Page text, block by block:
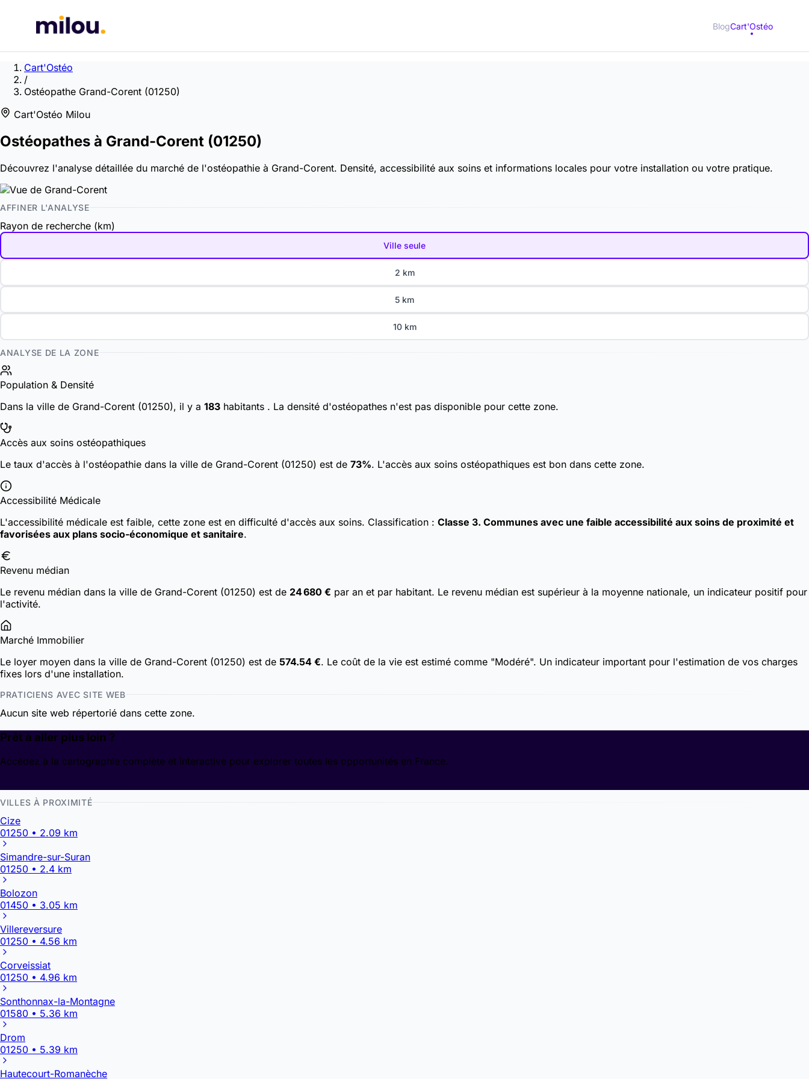
BlogCart'Ostéo
Cart'Ostéo
/
Ostéopathe Grand-Corent (01250)
Cart'Ostéo Milou
Ostéopathes à Grand-Corent (01250)
Découvrez l'analyse détaillée du marché de l'ostéopathie à Grand-Corent. Densité, accessibilité aux soins et informations locales pour votre installation ou votre pratique.
AFFINER L'ANALYSE
Rayon de recherche (km)
Ville seule
2 km
5 km
10 km
ANALYSE DE LA ZONE
Population & Densité
Dans la ville de Grand-Corent (01250), il y a 183 habitants . La densité d'ostéopathes n'est pas disponible pour cette zone.
Accès aux soins ostéopathiques
Le taux d'accès à l'ostéopathie dans la ville de Grand-Corent (01250) est de 73%. L'accès aux soins ostéopathiques est bon dans cette zone.
Accessibilité Médicale
L'accessibilité médicale est faible, cette zone est en difficulté d'accès aux soins. Classification : Classe 3. Communes avec une faible accessibilité aux soins de proximité et
favorisées aux plans socio-économique et sanitaire.
Revenu médian
Le revenu médian dans la ville de Grand-Corent (01250) est de 24 680 € par an et par habitant. Le revenu médian est supérieur à la moyenne nationale, un indicateur positif pour
l'activité.
Marché Immobilier
Le loyer moyen dans la ville de Grand-Corent (01250) est de 574.54 €. Le coût de la vie est estimé comme "Modéré". Un indicateur important pour l'estimation de vos charges
fixes lors d'une installation.
PRATICIENS AVEC SITE WEB
Aucun site web répertorié dans cette zone.
Prêt à aller plus loin ?
Accédez à la cartographie complète et interactive pour explorer toutes les opportunités en France.
VILLES À PROXIMITÉ
Cize
01250 • 2.09 km
Simandre-sur-Suran
01250 • 2.4 km
Bolozon
01450 • 3.05 km
Villereversure
01250 • 4.56 km
Corveissiat
01250 • 4.96 km
Sonthonnax-la-Montagne
01580 • 5.36 km
Drom
01250 • 5.39 km
Hautecourt-Romanèche